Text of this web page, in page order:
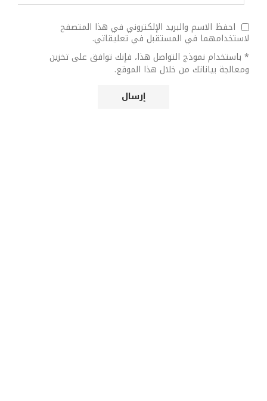
احفظ الاسم والبريد الإلكتروني في هذا المتصفح
لاستخدامهما في المستقبل في تعليقاتي.
* باستخدام نموذج التواصل هذا، فإنك توافق على تخزين
ومعالجة بياناتك من خلال هذا الموقع.